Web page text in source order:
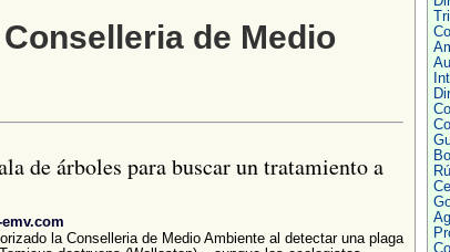
de Medio
de árboles para buscar un tratamiento a
la Conselleria de Medio Ambiente al detectar una plaga